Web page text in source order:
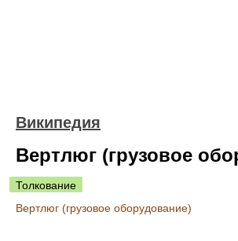
Википедия
Вертлюг (грузовое
Толкование
Вертлюг (грузовое оборудование)